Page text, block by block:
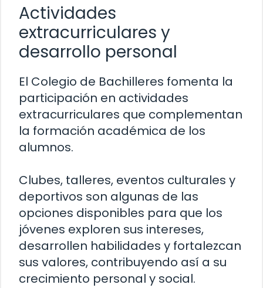
Actividades
extracurriculares y
desarrollo personal
El Colegio de Bachilleres fomenta la
participación en actividades
extracurriculares que complementan
la formación académica de los
alumnos.
Clubes, talleres, eventos culturales y
deportivos son algunas de las
opciones disponibles para que los
jóvenes exploren sus intereses,
desarrollen habilidades y fortalezcan
sus valores, contribuyendo así a su
crecimiento personal y social.